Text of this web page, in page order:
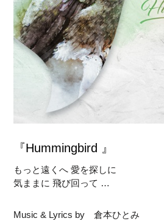
『Hummingbird 』
もっと遠くへ 愛を探しに
気ままに 飛び回って …
Music & Lyrics by 倉本ひとみ